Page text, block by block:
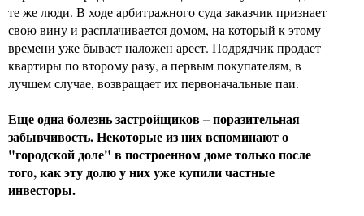
те же люди. В ходе арбитражного суда заказчик признает
свою вину и расплачивается домом, на который к этому
времени уже бывает наложен арест. Подрядчик продает
квартиры по второму разу, а первым покупателям, в
лучшем случае, возвращает их первоначальные паи.
Еще одна болезнь застройщиков – поразительная
забывчивость. Некоторые из них вспоминают о
"городской доле" в построенном доме только после
того, как эту долю у них уже купили частные
инвесторы.